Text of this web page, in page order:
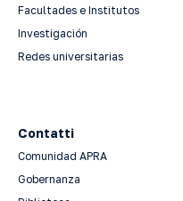
Facultades e Institutos
Investigación
Redes universitarias
Contatti
Comunidad APRA
Gobernanza